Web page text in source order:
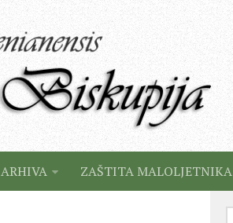
ARHIVA ZAŠTITA MALOLJETNIKA